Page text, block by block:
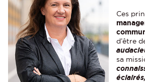
Ces
d’être
sa